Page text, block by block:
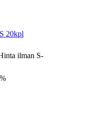
20kpl
ilman S-